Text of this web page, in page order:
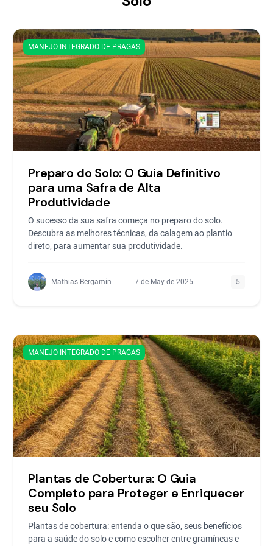
MANEJO INTEGRADO DE PRAGAS
Preparo do Solo: O Guia Definitivo
para uma Safra de Alta
Produtividade
O sucesso da sua safra começa no preparo do solo.
Descubra as melhores técnicas, da calagem ao plantio
direto, para aumentar sua produtividade.
Mathias Bergamin 7 de May de 2025 5
MANEJO INTEGRADO DE PRAGAS
Plantas de Cobertura: O Guia
Completo para Proteger e Enriquecer
seu Solo
Plantas de cobertura: entenda o que são, seus benefícios
para a saúde do solo e como escolher entre gramíneas e